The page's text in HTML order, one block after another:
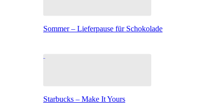
Sommer – Lieferpause für Schokolade
Starbucks – Make It Yours